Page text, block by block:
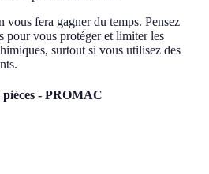
fera gagner du temps. Pensez
pour vous protéger et limiter les
surtout si vous utilisez des
- PROMAC